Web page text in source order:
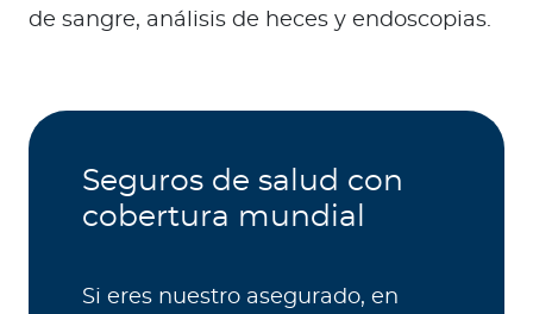
de sangre, análisis de heces y endoscopias.
Seguros de salud con
cobertura mundial
Si eres nuestro asegurado, en